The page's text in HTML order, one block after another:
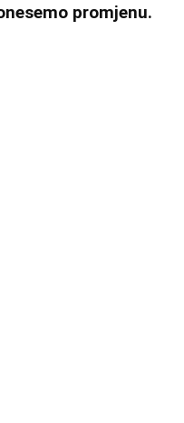
promjenu.